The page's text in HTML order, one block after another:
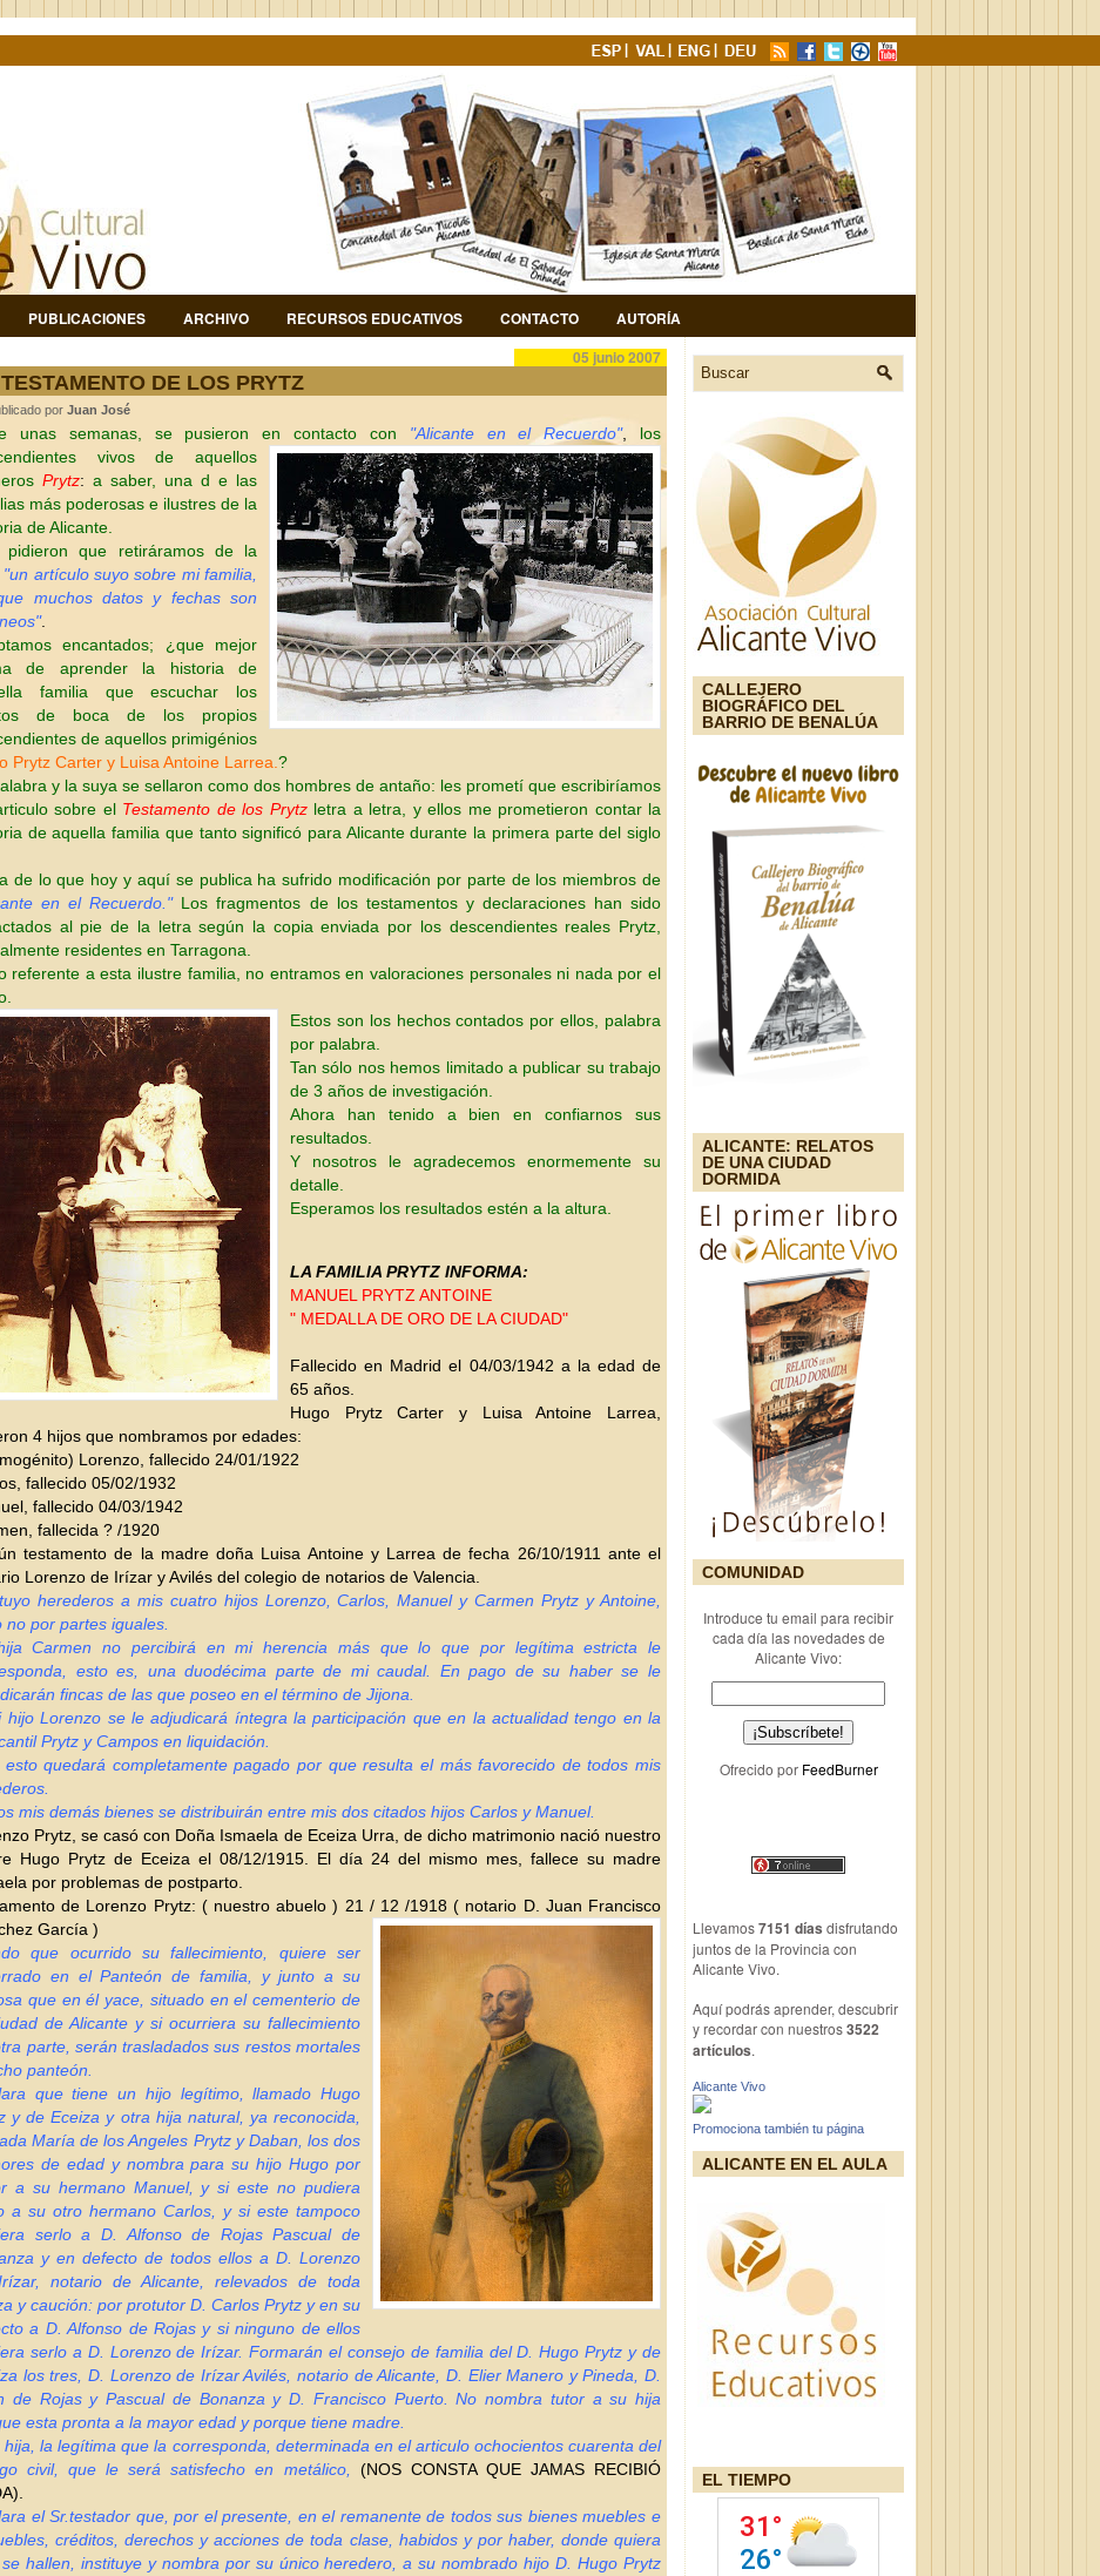
PUBLICACIONES ARCHIVO RECURSOS EDUCATIVOS CONTACTO AUTORÍA
05 junio 2007
DE LOS PRYTZ
por Juan José
unas semanas, se pusieron en contacto con "Alicante en el Recuerdo", los
vivos de aquellos
Prytz: a saber, una d e las
más poderosas e ilustres de la
de Alicante.
pidieron que retiráramos de la
"un artículo suyo sobre mi familia,
muchos datos y fechas son
.
encantados; ¿que mejor
de aprender la historia de
familia que escuchar los
de boca de los propios
de aquellos primigénios
Prytz Carter y Luisa Antoine Larrea. ?
y la suya se sellaron como dos hombres de antaño: les prometí que escribiríamos
sobre el Testamento de los Prytz letra a letra, y ellos me prometieron contar la
de aquella familia que tanto significó para Alicante durante la primera parte del siglo
de lo que hoy y aquí se publica ha sufrido modificación por parte de los miembros de
en el Recuerdo." Los fragmentos de los testamentos y declaraciones han sido
al pie de la letra según la copia enviada por los descendientes reales Prytz,
residentes en Tarragona.
referente a esta ilustre familia, no entramos en valoraciones personales ni nada por el
Estos son los hechos contados por ellos, palabra
por palabra.
Tan sólo nos hemos limitado a publicar su trabajo
de 3 años de investigación.
Ahora han tenido a bien en confiarnos sus
resultados.
Y nosotros le agradecemos enormemente su
detalle.
Esperamos los resultados estén a la altura.
LA FAMILIA PRYTZ INFORMA:
MANUEL PRYTZ ANTOINE
" MEDALLA DE ORO DE LA CIUDAD"
Fallecido en Madrid el 04/03/1942 a la edad de
65 años.
Hugo Prytz Carter y Luisa Antoine Larrea,
4 hijos que nombramos por edades:
Lorenzo, fallecido 24/01/1922
fallecido 05/02/1932
fallecido 04/03/1942
fallecida ? /1920
testamento de la madre doña Luisa Antoine y Larrea de fecha 26/10/1911 ante el
Lorenzo de Irízar y Avilés del colegio de notarios de Valencia.
herederos a mis cuatro hijos Lorenzo, Carlos, Manuel y Carmen Prytz y Antoine,
no por partes iguales.
Carmen no percibirá en mi herencia más que lo que por legítima estricta le
esto es, una duodécima parte de mi caudal. En pago de su haber se le
fincas de las que poseo en el término de Jijona.
hijo Lorenzo se le adjudicará íntegra la participación que en la actualidad tengo en la
Prytz y Campos en liquidación.
esto quedará completamente pagado por que resulta el más favorecido de todos mis
mis demás bienes se distribuirán entre mis dos citados hijos Carlos y Manuel.
Prytz, se casó con Doña Ismaela de Eceiza Urra, de dicho matrimonio nació nuestro
Hugo Prytz de Eceiza el 08/12/1915. El día 24 del mismo mes, fallece su madre
por problemas de postparto.
de Lorenzo Prytz: ( nuestro abuelo ) 21 / 12 /1918 ( notario D. Juan Francisco
García )
que ocurrido su fallecimiento, quiere ser
en el Panteón de familia, y junto a su
que en él yace, situado en el cementerio de
de Alicante y si ocurriera su fallecimiento
parte, serán trasladados sus restos mortales
panteón.
que tiene un hijo legítimo, llamado Hugo
y de Eceiza y otra hija natural, ya reconocida,
María de los Angeles Prytz y Daban, los dos
de edad y nombra para su hijo Hugo por
a su hermano Manuel, y si este no pudiera
a su otro hermano Carlos, y si este tampoco
serlo a D. Alfonso de Rojas Pascual de
y en defecto de todos ellos a D. Lorenzo
notario de Alicante, relevados de toda
y caución: por protutor D. Carlos Prytz y en su
a D. Alfonso de Rojas y si ninguno de ellos
serlo a D. Lorenzo de Irízar. Formarán el consejo de familia del D. Hugo Prytz y de
los tres, D. Lorenzo de Irízar Avilés, notario de Alicante, D. Elier Manero y Pineda, D.
de Rojas y Pascual de Bonanza y D. Francisco Puerto. No nombra tutor a su hija
esta pronta a la mayor edad y porque tiene madre.
hija, la legítima que la corresponda, determinada en el articulo ochocientos cuarenta del
civil, que le será satisfecho en metálico,
(NOS CONSTA QUE JAMAS RECIBIÓ
el Sr.testador que, por el presente, en el remanente de todos sus bienes muebles e
créditos, derechos y acciones de toda clase, habidos y por haber, donde quiera
hallen, instituye y nombra por su único heredero, a su nombrado hijo D. Hugo Prytz
CALLEJERO
BIOGRÁFICO DEL
BARRIO DE BENALÚA
ALICANTE: RELATOS
DE UNA CIUDAD
DORMIDA
COMUNIDAD
Introduce tu email para recibir
cada día las novedades de
Alicante Vivo:
Ofrecido por FeedBurner
Llevamos7151 días disfrutando
juntos de la Provincia con
Alicante Vivo.
Aquí podrás aprender, descubrir
y recordar con nuestros3522
artículos.
Alicante Vivo
Promociona también tu página
ALICANTE EN EL AULA
EL TIEMPO